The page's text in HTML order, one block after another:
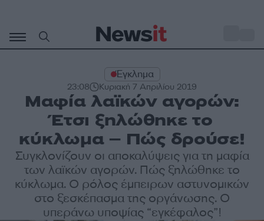
περιεχόμενο
Έγκλημα
23:08 Κυριακή 7 Απριλίου 2019
Μαφία λαϊκών αγορών:
Έτσι ξηλώθηκε το
κύκλωμα – Πώς δρούσε!
Συγκλονίζουν οι αποκαλύψεις για τη μαφία
των λαϊκών αγορών. Πώς ξηλώθηκε το
κύκλωμα. Ο ρόλος έμπειρων αστυνομικών
στο ξεσκέπασμα της οργάνωσης. Ο
υπεράνω υποψίας “εγκέφαλος”!